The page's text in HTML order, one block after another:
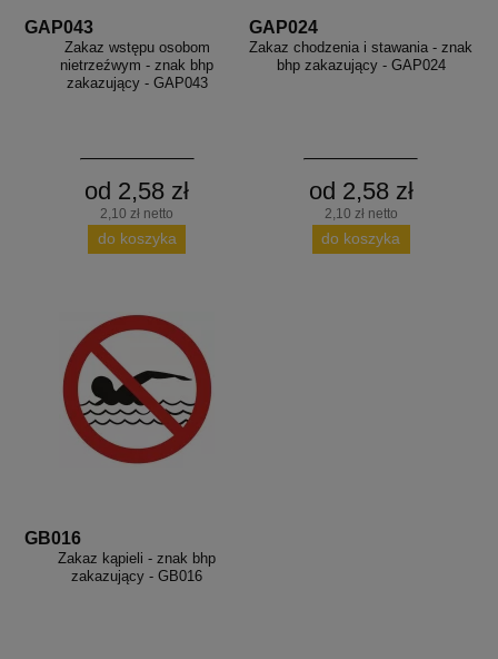
GAP043
Zakaz wstępu osobom
nietrzeźwym - znak bhp
zakazujący - GAP043
od 2,58 zł
2,10 zł netto
do koszyka
GAP024
Zakaz chodzenia i stawania - znak
bhp zakazujący - GAP024
od 2,58 zł
2,10 zł netto
do koszyka
GB016
Zakaz kąpieli - znak bhp
zakazujący - GB016